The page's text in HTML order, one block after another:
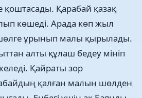
Қарабай қазақ
көшеді. Арада көп жыл
шөлге ұрынып малы қырылады.
алты құлаш бедеу мініп
Қайраты зор
қалған малын шөлден